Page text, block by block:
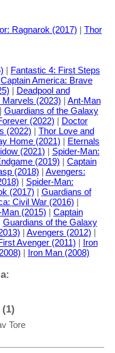
Ragnarok (2017) | Thor
| Fantastic 4: First Steps
Captain America: Brave
| Deadpool and
Marvels (2023) | Ant-Man
| Guardians of the Galaxy
(2022) | Doctor
(2022) | Thor Love and
Home (2021) | Eternals
(2021) | Spider-Man:
(2019) | Captain
(2018) | Avengers:
| Spider-Man:
(2017) | Guardians of
Civil War (2016) |
(2015) | Captain
Guardians of the Galaxy
| Avengers (2012) |
Avenger (2011) | Iron
| Iron Man (2008)
Tore